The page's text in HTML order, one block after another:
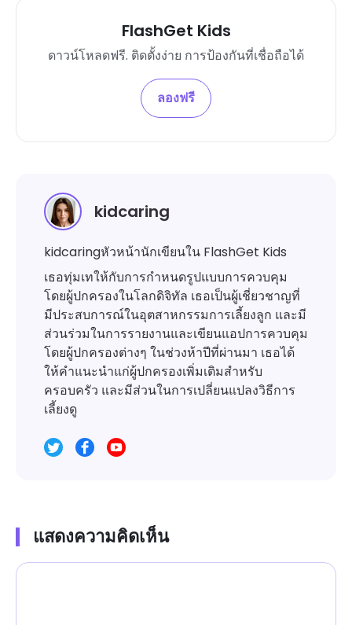
FlashGet Kids
ดาวน์โหลดฟรี. ติดตั้งง่าย การป้องกันที่เชื่อถือได้
ลองฟรี
kidcaring
kidcaringหัวหน้านักเขียนใน FlashGet Kids
เธอทุ่มเทให้กับการกำหนดรูปแบบการควบคุม
โดยผู้ปกครองในโลกดิจิทัล เธอเป็นผู้เชี่ยวชาญที่
มีประสบการณ์ในอุตสาหกรรมการเลี้ยงลูก และมี
ส่วนร่วมในการรายงานและเขียนแอปการควบคุม
โดยผู้ปกครองต่างๆ ในช่วงห้าปีที่ผ่านมา เธอได้
ให้คำแนะนำแก่ผู้ปกครองเพิ่มเติมสำหรับ
ครอบครัว และมีส่วนในการเปลี่ยนแปลงวิธีการ
เลี้ยงดู
แสดงความคิดเห็น